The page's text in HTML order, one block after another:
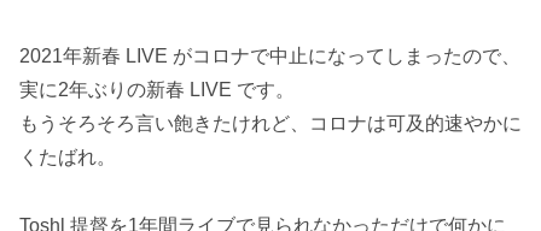
2021年新春 LIVE がコロナで中止になってしまったので、
実に2年ぶりの新春 LIVE です。
もうそろそろ言い飽きたけれど、コロナは可及的速やかに
くたばれ。
Toshl 提督を1年間ライブで見られなかっただけで何かに